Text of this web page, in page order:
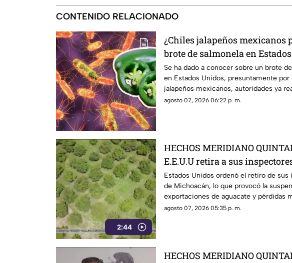
CONTENIDO RELACIONADO
¿Chiles jalapeños mexicanos
brote de salmonela en
Esto debes saber
Se ha dado a conocer sobre un brote
en Estados Unidos, presuntamente por
jalapeños mexicanos, autoridades ya
investigación.
agosto 07, 2026 06:22 p. m.
2:44
HECHOS MERIDIANO
E.E.U.U retira a sus
Michoacán y provocá la
exportaciones de aguacate
Estados Unidos ordenó el retiro de sus
de Michoacán, lo que provocó la
exportaciones de aguacate y pérdidas
agosto 07, 2026 05:35 p. m.
HECHOS MERIDIANO